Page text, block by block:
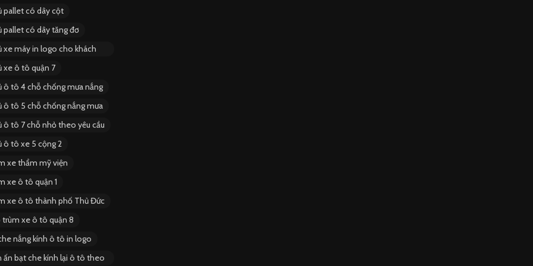
pallet có dây cột
pallet có dây tăng đơ
xe máy in logo cho khách
xe ô tô quận 7
ô tô 4 chỗ chống mưa nắng
ô tô 5 chỗ chống nắng mưa
ô tô 7 chỗ nhỏ theo yêu cầu
ô tô xe 5 cộng 2
xe thẩm mỹ viện
xe ô tô quận 1
xe ô tô thành phố Thủ Đức
trùm xe ô tô quận 8
nắng kính ô tô in logo
ấn bạt che kính lại ô tô theo